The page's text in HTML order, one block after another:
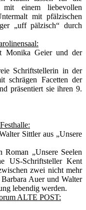
einem liebevollen
mit pfälzischen
„uff pälzisch“ durch
Monika Geier und der
Schriftstellerin in der
schrägen Facetten der
präsentiert sie ihren 9.
Sittler aus „Unsere
Roman „Unsere Seelen
US-Schriftsteller Kent
zwei nicht mehr
Auer und Walter
lebendig werden.
ALTE POST: